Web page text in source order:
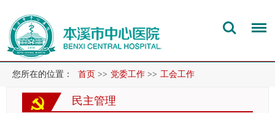
您所在的位置： 首页 >> 党委工作 >> 工会工作
民主管理